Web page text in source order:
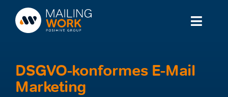
Inhalt
springen
Branchen
DSGVO-konformes E-Mail
Marketing